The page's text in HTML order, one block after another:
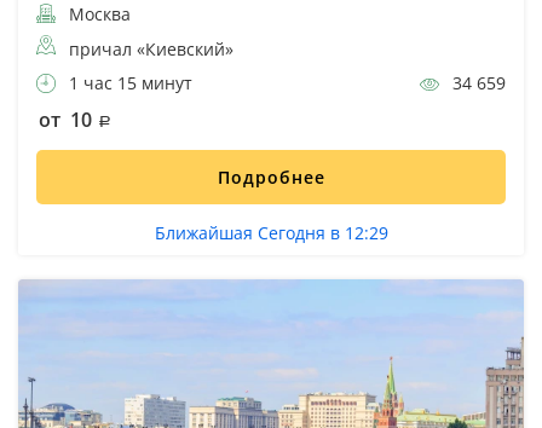
Москва
причал «Киевский»
1 час 15 минут
34 659
от 10
Подробнее
Ближайшая Сегодня в 12:29